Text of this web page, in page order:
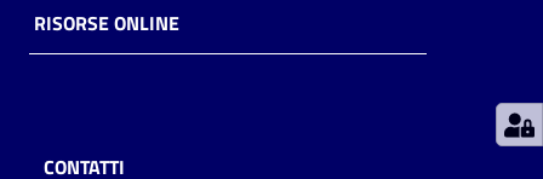
storico
RISORSE ONLINE
CONTATTI